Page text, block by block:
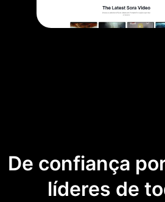
De confiança
líderes de